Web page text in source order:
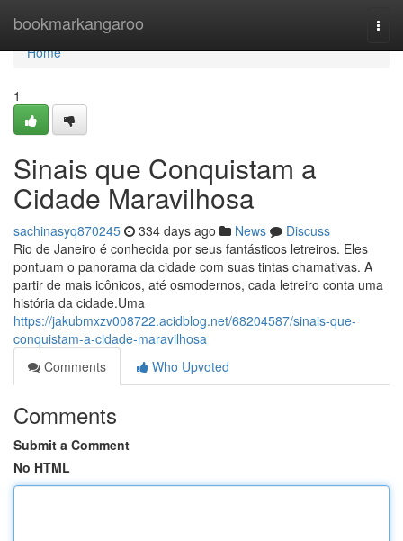
bookmarkangaroo
Home
Home
1
Sinais que Conquistam a
Cidade Maravilhosa
sachinasyq870245 334 days ago News
Discuss
Rio de Janeiro é conhecida por seus fantásticos letreiros. Eles
pontuam o panorama da cidade com suas tintas chamativas. A
partir de mais icônicos, até osmodernos, cada letreiro conta uma
história da cidade.Uma
https://jakubmxzv008722.acidblog.net/68204587/sinais-que-
conquistam-a-cidade-maravilhosa
Comments
Who Upvoted
Comments
Submit a Comment
No HTML